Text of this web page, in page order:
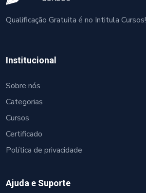
Qualificação Gratuita é no Intitula Cursos!
Institucional
Sobre nós
Categorias
Cursos
Certificado
Política de privacidade
Ajuda e Suporte